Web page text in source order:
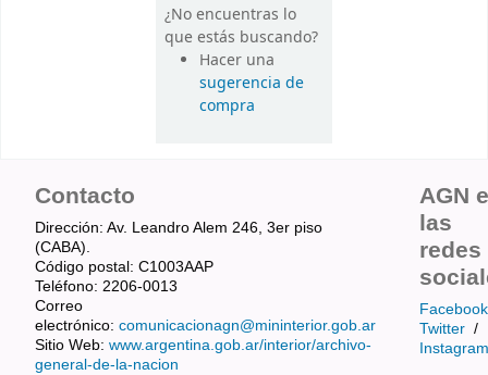
¿No encuentras lo
que estás buscando?
Hacer una
sugerencia de
compra
Contacto
Dirección: Av. Leandro Alem 246, 3er piso
(CABA).
Código postal: C1003AAP
Teléfono: 2206-0013
Correo
electrónico: comunicacionagn@mininterior.gob.ar
Sitio Web: www.argentina.gob.ar/interior/archivo-
general-de-la-nacion
AGN
las
redes
Facebook
Twitter /
Instagram